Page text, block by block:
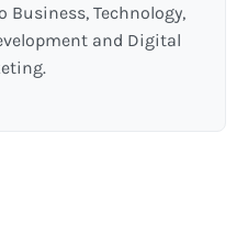
Technology,
and Digital